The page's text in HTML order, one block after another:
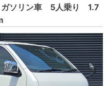
ソリン車 5人乗り 1.7